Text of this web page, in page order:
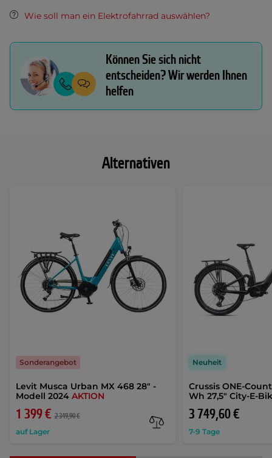
Alternativen
Levit Musca Urban MX 468 28" -
Modell 2024 AKTION
1 399 € 2 349,90 €
auf Lager
Sonderangebot
Crussis ONE-
Wh 27,5" City-E-
3 749,60 €
7-9 Tage
Neuheit
Wie soll man ein Elektrofahrrad auswählen?
Können Sie sich nicht
entscheiden? Wir werden Ihnen
helfen